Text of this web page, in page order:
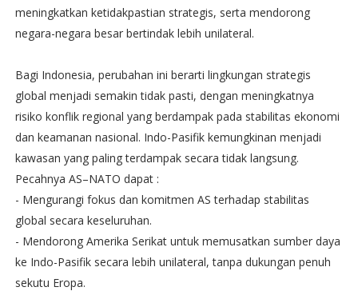
meningkatkan ketidakpastian strategis, serta mendorong
negara-negara besar bertindak lebih unilateral.
Bagi Indonesia, perubahan ini berarti lingkungan strategis
global menjadi semakin tidak pasti, dengan meningkatnya
risiko konflik regional yang berdampak pada stabilitas ekonomi
dan keamanan nasional. Indo-Pasifik kemungkinan menjadi
kawasan yang paling terdampak secara tidak langsung.
Pecahnya AS–NATO dapat :
- Mengurangi fokus dan komitmen AS terhadap stabilitas
global secara keseluruhan.
- Mendorong Amerika Serikat untuk memusatkan sumber daya
ke Indo-Pasifik secara lebih unilateral, tanpa dukungan penuh
sekutu Eropa.